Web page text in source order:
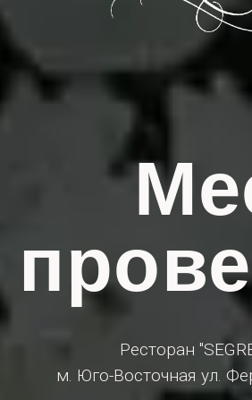
Ресторан
м. Юго-Восточная ул.